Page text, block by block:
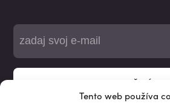
Tento web používa